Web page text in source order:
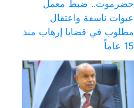
حضرموت.. ضبط معمل
عبوات ناسفة واعتقال
مطلوب في قضايا إرهاب منذ
15 عاماً